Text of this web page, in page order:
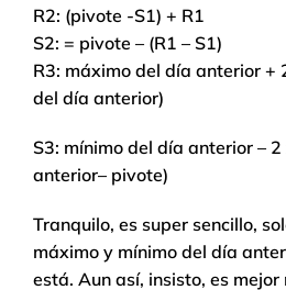
R2: (pivote -S1) + R1
S2: = pivote – (R1 – S1)
R3: máximo del día anterior +
del día anterior)
S3: mínimo del día anterior –
anterior– pivote)
Tranquilo, es super sencillo,
máximo y mínimo del día
está. Aun así, insisto, es